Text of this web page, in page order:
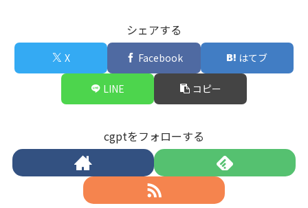
シェアする
X Facebook はてブ
LINE コピー
cgptをフォローする